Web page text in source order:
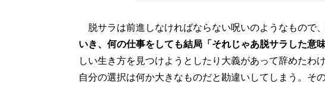
脱サラは前進しなければならない呪いのようなもので、
いき、何の仕事をしても結局「それじゃあ脱サラした意
しい生き方を見つけようとしたり大義があって辞めたわ
自分の選択は何か大きなものだと勘違いしてしまう。そ